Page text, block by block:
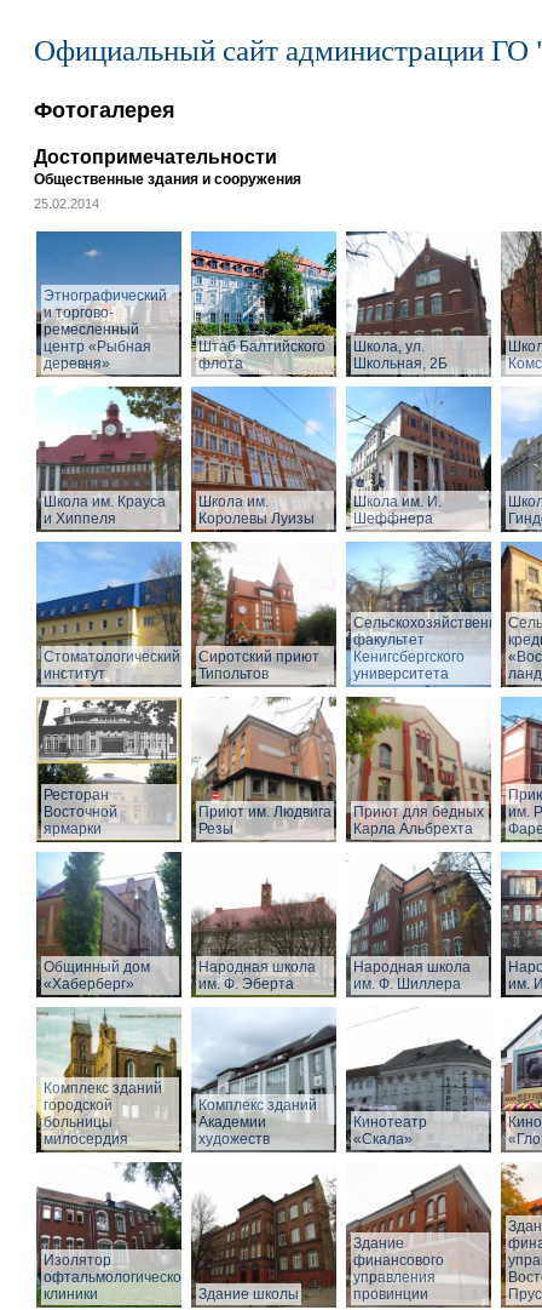
Официальный сайт администрации ГО
Фотогалерея
Достопримечательности
Общественные здания и сооружения
25.02.2014
Этнографический
и торгово-
ремесленный
центр «Рыбная
деревня»
Штаб Балтийского
флота
Школа, ул.
Школьная, 2Б
Школа им. Крауса
и Хиппеля
Школа им.
Королевы Луизы
Школа им. И.
Шеффнера
Стоматологический
институт
Сиротский приют
Типольтов
Сельскохозяйственный
факультет
Кенигсбергского
университета
Ресторан
Восточной
ярмарки
Приют им. Людвига
Резы
Приют для бедных
Карла Альбрехта
им.
Общинный дом
«Хаберберг»
Народная школа
им. Ф. Эберта
Народная школа
им. Ф. Шиллера
им.
Комплекс зданий
городской
больницы
милосердия
Комплекс зданий
Академии
художеств
Кинотеатр
«Скала»
Изолятор
офтальмологической
клиники
Здание школы
Здание
финансового
управления
провинции